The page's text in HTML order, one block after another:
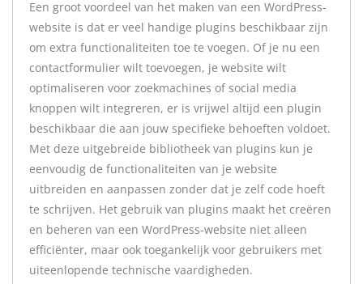
Een groot voordeel van het maken van een WordPress-
website is dat er veel handige plugins beschikbaar zijn
om extra functionaliteiten toe te voegen. Of je nu een
contactformulier wilt toevoegen, je website wilt
optimaliseren voor zoekmachines of social media
knoppen wilt integreren, er is vrijwel altijd een plugin
beschikbaar die aan jouw specifieke behoeften voldoet.
Met deze uitgebreide bibliotheek van plugins kun je
eenvoudig de functionaliteiten van je website
uitbreiden en aanpassen zonder dat je zelf code hoeft
te schrijven. Het gebruik van plugins maakt het creëren
en beheren van een WordPress-website niet alleen
efficiënter, maar ook toegankelijk voor gebruikers met
uiteenlopende technische vaardigheden.